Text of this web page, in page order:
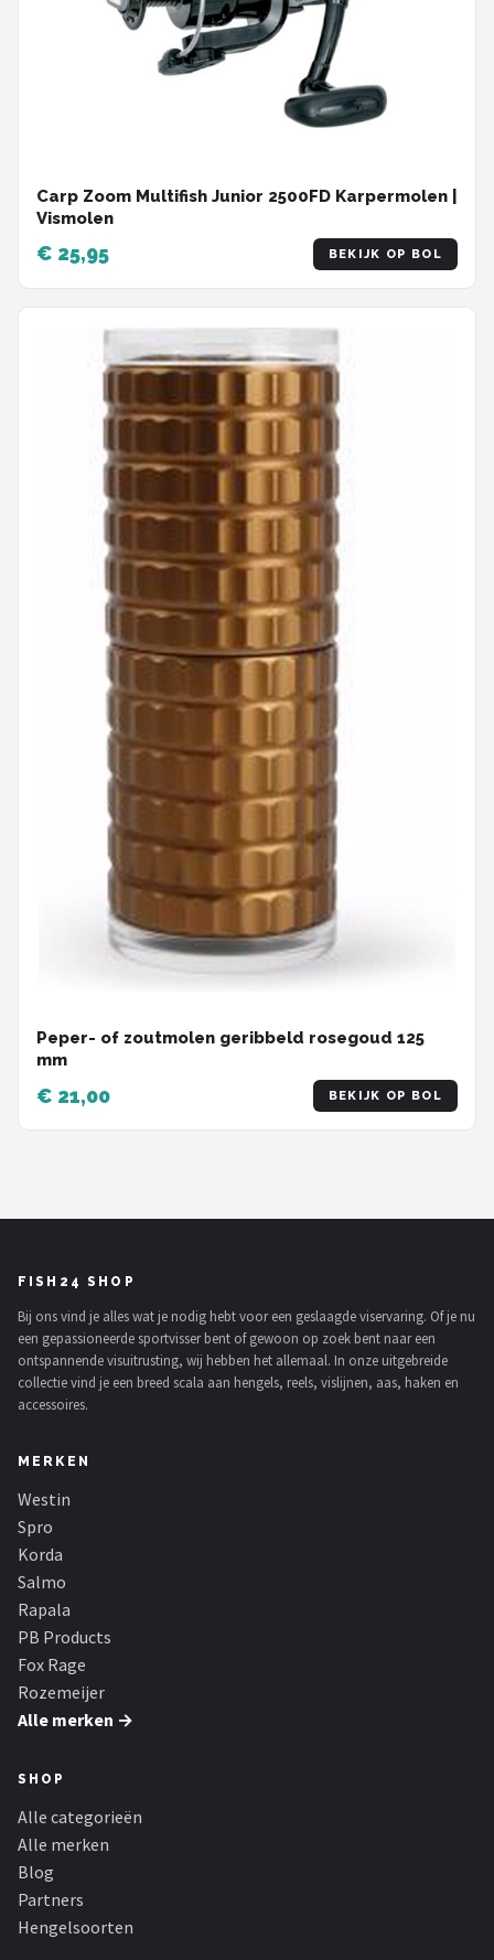
Carp Zoom Multifish Junior 2500FD Karpermolen |
Vismolen
€ 25,95 BEKIJK OP BOL
Peper- of zoutmolen geribbeld rosegoud 125
mm
€ 21,00 BEKIJK OP BOL
FISH24 SHOP
Bij ons vind je alles wat je nodig hebt voor een geslaagde viservaring. Of je nu
een gepassioneerde sportvisser bent of gewoon op zoek bent naar een
ontspannende visuitrusting, wij hebben het allemaal. In onze uitgebreide
collectie vind je een breed scala aan hengels, reels, vislijnen, aas, haken en
accessoires.
MERKEN
Westin
Spro
Korda
Salmo
Rapala
PB Products
Fox Rage
Rozemeijer
Alle merken →
SHOP
Alle categorieën
Alle merken
Blog
Partners
Hengelsoorten